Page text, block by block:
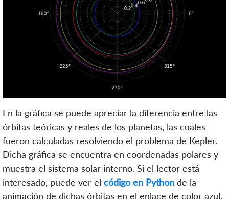
En la gráfica se puede apreciar la diferencia entre las
órbitas teóricas y reales de los planetas, las cuales
fueron calculadas resolviendo el problema de Kepler.
Dicha gráfica se encuentra en coordenadas polares y
muestra el sistema solar interno. Si el lector está
interesado, puede ver el código en Python de la
animación de dichas órbitas en el enlace de color azul.